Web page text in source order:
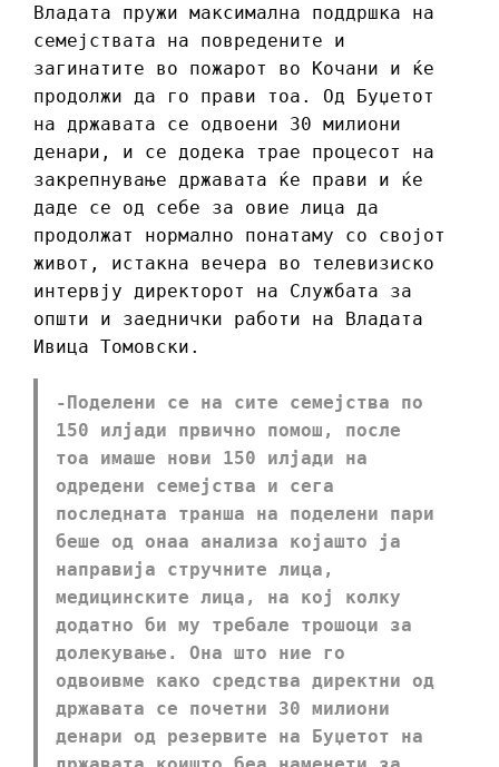
Владата пружи максимална поддршка на
семејствата на повредените и
загинатите во пожарот во Кочани и ќе
продолжи да го прави тоа. Од Буџетот
на државата се одвоени 30 милиони
денари, и се додека трае процесот на
закрепнување државата ќе прави и ќе
даде се од себе за овие лица да
продолжат нормално понатаму со својот
живот, истакна вечера во телевизиско
интервју директорот на Службата за
општи и заеднички работи на Владата
Ивица Томовски.
-Поделени се на сите семејства по
150 илјади првично помош, после
тоа имаше нови 150 илјади на
одредени семејства и сега
последната транша на поделени пари
беше од онаа анализа којашто ја
направија стручните лица,
медицинските лица, на кој колку
додатно би му требале трошоци за
долекување. Она што ние го
одвоивме како средства директни од
државата се почетни 30 милиони
денари од резервите на Буџетот на